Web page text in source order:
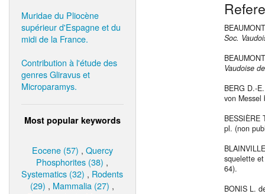
Muridae du Pliocène
supérieur d'Espagne et du
midi de la France.
Contribution à l'étude des
genres Gliravus et
Microparamys.
Most popular keywords
Eocene (57) , Quercy
Phosphorites (38) ,
Systematics (32) , Rodents
(29) , Mammalia (27) ,
Soc.
Vaudoise
BERG D.-
von
pl. (non
squelette
64).
BONIS L.